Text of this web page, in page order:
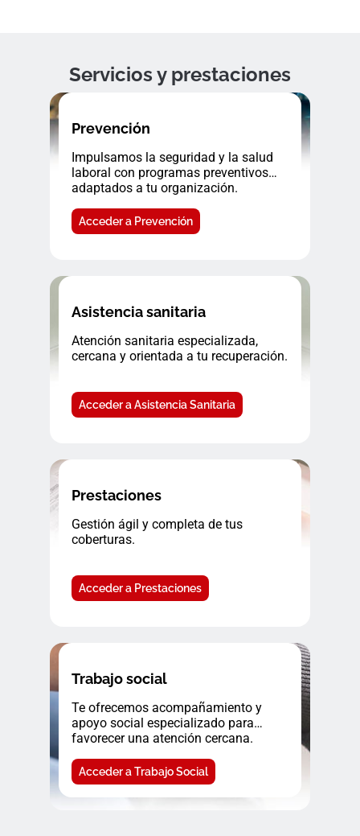
Servicios y prestaciones
Prevención
Impulsamos la seguridad y la salud
laboral con programas preventivos
adaptados a tu organización.
Acceder a Prevención
Asistencia sanitaria
Atención sanitaria especializada,
cercana y orientada a tu recuperación.
Acceder a Asistencia Sanitaria
Prestaciones
Gestión ágil y completa de tus
coberturas.
Acceder a Prestaciones
Trabajo social
Te ofrecemos acompañamiento y
apoyo social especializado para
favorecer una atención cercana.
Acceder a Trabajo Social